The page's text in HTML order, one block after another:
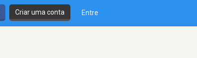
Criar uma conta Entre